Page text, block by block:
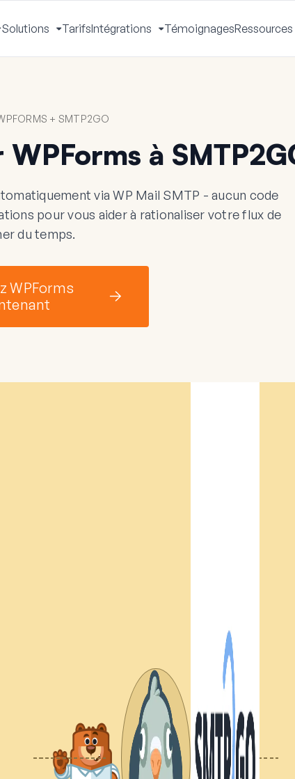
Solutions
Activer
le
TarifsIntégrations
Activer
le
TémoignagesRessources
+ SMTP2GO
à
via WP Mail SMTP - aucun code
pour vous aider à rationaliser votre flux de
du temps.
WPForms